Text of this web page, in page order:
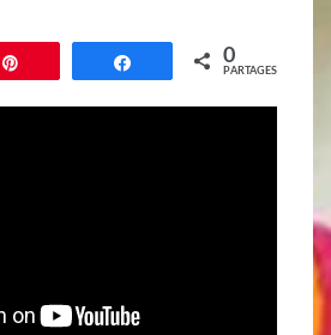
Partagez 0
PARTAGES